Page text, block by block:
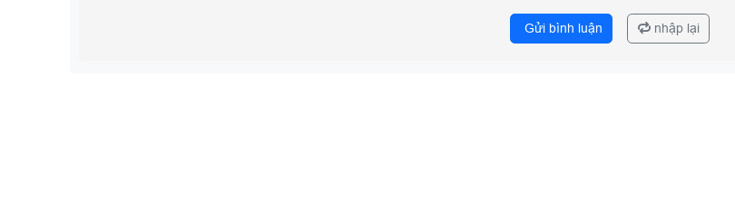
Gửi bình luận nhập lại